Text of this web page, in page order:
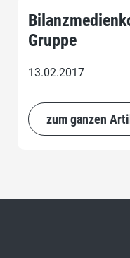
Gruppe
13.02.2017
zum ganzen